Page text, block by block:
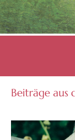
Beiträge aus